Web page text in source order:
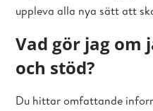
uppleva alla nya sätt att
Vad gör jag om
och stöd?
Du hittar omfattande